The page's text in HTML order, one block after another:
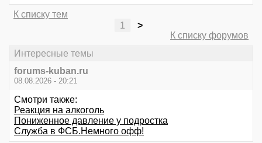
К списку тем
1
>
К списку форумов
Интересные темы
forums-kuban.ru
08.08.2026 - 20:21
Смотри также:
Реакция на алкоголь
Пониженное давление у подростка
Служба в ФСБ.Немного офф!